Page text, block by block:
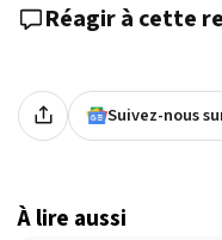
Réagir à cette
Suivez-nous
À lire aussi